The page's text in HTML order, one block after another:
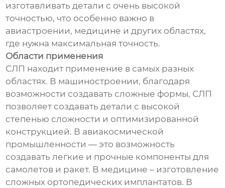
изготавливать детали с очень высокой
точностью, что особенно важно в
авиастроении, медицине и других областях,
где нужна максимальная точность.
Области применения
СЛП находит применение в самых разных
областях. В машиностроении, благодаря
возможности создавать сложные формы, СЛП
позволяет создавать детали с высокой
степенью сложности и оптимизированной
конструкцией. В авиакосмической
промышленности — это возможность
создавать легкие и прочные компоненты для
самолетов и ракет. В медицине – изготовление
сложных ортопедических имплантатов. В